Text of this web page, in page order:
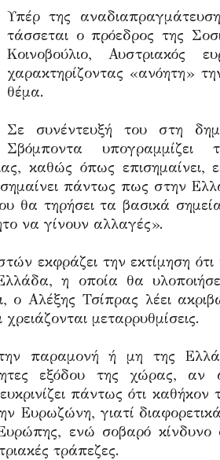
Υπέρ της
τάσσεται ο πρόεδρος της
Κοινοβούλιο, Αυστριακός
χαρακτηρίζοντας «ανόητη»
θέμα.
Σε συνέντευξή του στη
Σβόμποντα
καθώς όπως επισημαίνει,
πάντως πως στην
θα τηρήσει τα βασικά
να γίνουν αλλαγές».
εκφράζει την εκτίμηση
η οποία θα
ο Αλέξης Τσίπρας λέει
μεταρρυθμίσεις.
την παραμονή ή μη της
εξόδου της χώρας, αν
πάντως ότι
Ευρωζώνη, γιατί
ενώ σοβαρό κίνδυνο
τράπεζες.